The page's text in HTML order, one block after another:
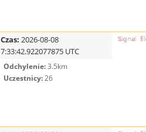
Czas: 2026-08-08
7:33:42.922077875 UTC
Odchylenie:3.5km
Uczestnicy:26